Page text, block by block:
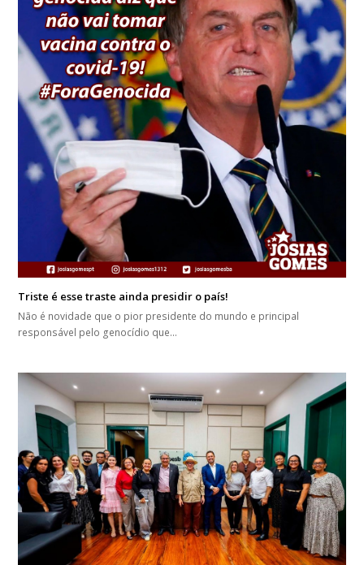
Triste é esse traste ainda presidir o país!
Não é novidade que o pior presidente do mundo e principal
responsável pelo genocídio que…